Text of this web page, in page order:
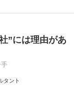
”には理由があ
タント